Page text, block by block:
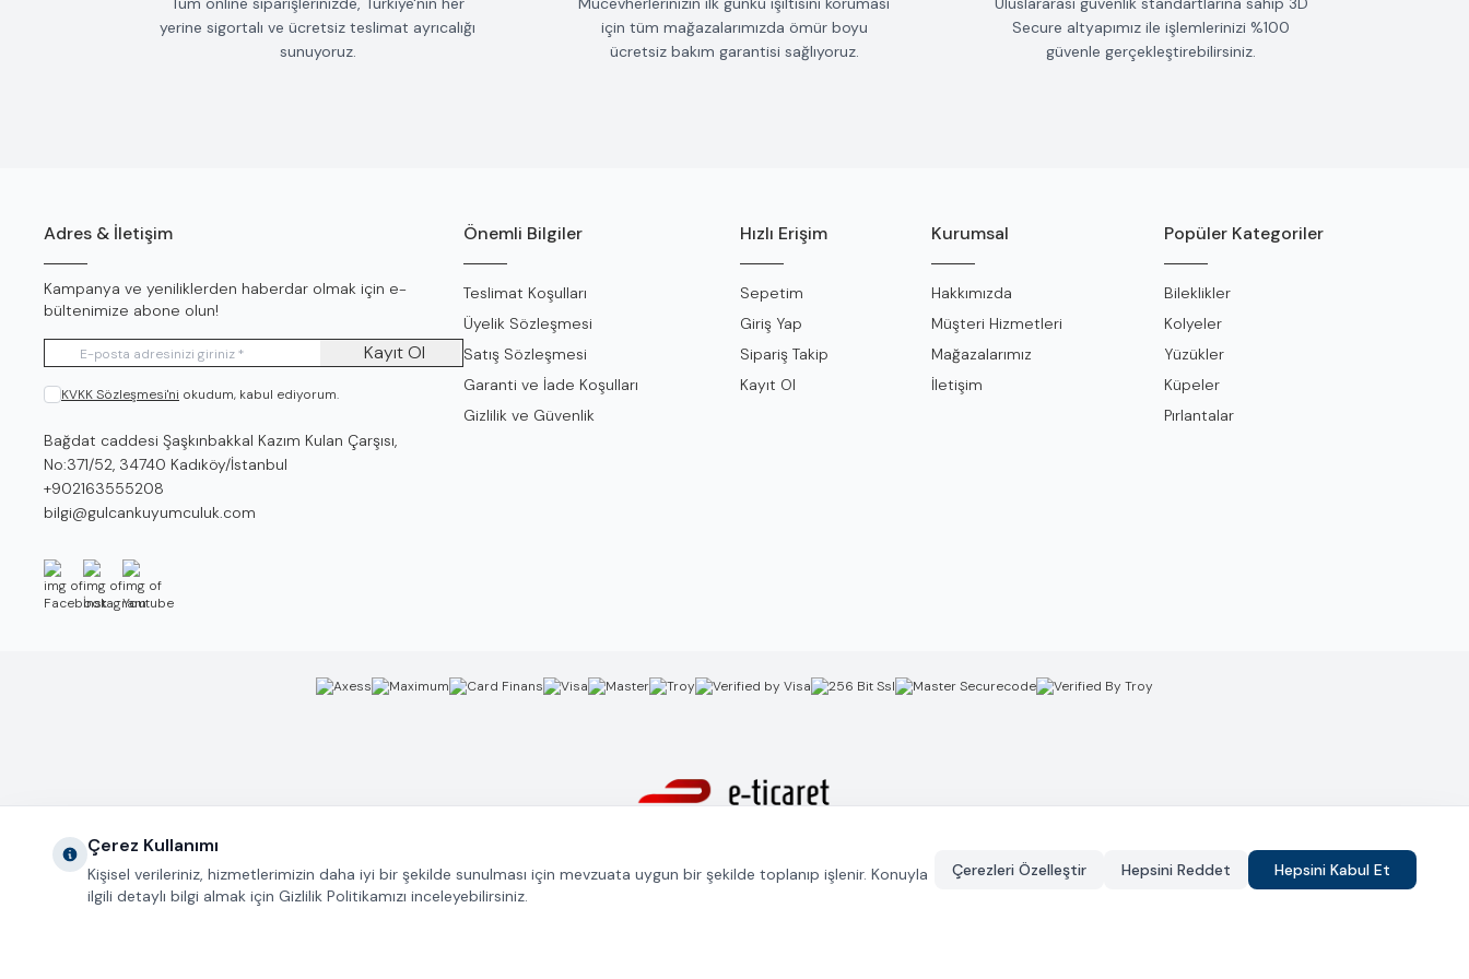
yerine sigortalı ve ücretsiz teslimat ayrıcalığı
sunuyoruz.
için tüm mağazalarımızda ömür boyu
ücretsiz bakım garantisi sağlıyoruz.
Secure altyapımız ile işlemlerinizi %100
güvenle gerçekleştirebilirsiniz.
Adres & İletişim
Kampanya ve yeniliklerden haberdar olmak için e-
bültenimize abone olun!
Kayıt Ol
KVKK Sözleşmesi'ni okudum, kabul ediyorum.
Adres
Bağdat caddesi Şaşkınbakkal Kazım Kulan Çarşısı,
No:371/52, 34740 Kadıköy/İstanbul
Telefon
+902163555208
E-Posta
bilgi@gulcankuyumculuk.com
FacebookİnstagramYoutube
Önemli Bilgiler
Teslimat Koşulları
Üyelik Sözleşmesi
Satış Sözleşmesi
Garanti ve İade Koşulları
Gizlilik ve Güvenlik
Hızlı Erişim
Sepetim
Giriş Yap
Sipariş Takip
Kayıt Ol
Kurumsal
Hakkımızda
Müşteri Hizmetleri
Mağazalarımız
İletişim
Popüler Kategoriler
Bileklikler
Kolyeler
Yüzükler
Küpeler
Pırlantalar
Çerez Kullanımı
Kişisel verileriniz, hizmetlerimizin daha iyi bir şekilde sunulması için mevzuata uygun bir şekilde toplanıp işlenir. Konuyla
ilgili detaylı bilgi almak için Gizlilik Politikamızı inceleyebilirsiniz.
Çerezleri Özelleştir Hepsini Reddet Hepsini Kabul Et